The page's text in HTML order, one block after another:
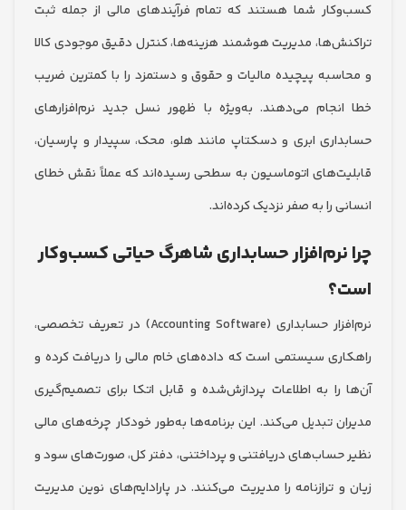
شما هستند که تمام فرآیندهای مالی از جمله ثبت
مدیریت هوشمند هزینه‌ها، کنترل دقیق موجودی کالا
پیچیده مالیات و حقوق و دستمزد را با کمترین ضریب
می‌دهند. به‌ویژه با ظهور نسل جدید نرم‌افزارهای
ابری و دسکتاپ مانند هلو، محک، سپیدار و پارسیان،
اتوماسیون به سطحی رسیده‌اند که عملاً نقش خطای
را به صفر نزدیک کرده‌اند.
حسابداری شاهرگ حیاتی کسب‌وکار
نرم‌افزار حسابداری (Accounting Software) در تعریف تخصصی،
سیستمی است که داده‌های خام مالی را دریافت کرده و
به اطلاعات پردازش‌شده و قابل اتکا برای تصمیم‌گیری
تبدیل می‌کند. این برنامه‌ها به‌طور خودکار چرخه‌های مالی
دریافتنی و پرداختنی، دفتر کل، صورت‌های سود و
ترازنامه را مدیریت می‌کنند. در پارادایم‌های نوین مدیریت